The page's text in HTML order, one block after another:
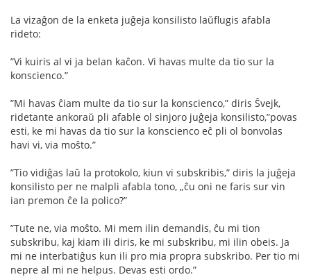
La vizaĝon de la enketa juĝeja konsilisto laŭﬂugis afabla
rideto:
”Vi kuiris al vi ja belan kaĉon. Vi havas multe da tio sur la
konscienco.”
”Mi havas ĉiam multe da tio sur la konscienco,” diris Ŝvejk,
ridetante ankoraŭ pli afable ol sinjoro juĝeja konsilisto,”povas
esti, ke mi havas da tio sur la konscienco eĉ pli ol bonvolas
havi vi, via moŝto.”
”Tio vidiĝas laŭ la protokolo, kiun vi subskribis,” diris la juĝeja
konsilisto per ne malpli afabla tono, „ĉu oni ne faris sur vin
ian premon ĉe la polico?”
”Tute ne, via moŝto. Mi mem ilin demandis, ĉu mi tion
subskribu, kaj kiam ili diris, ke mi subskribu, mi ilin obeis. Ja
mi ne interbatiĝus kun ili pro mia propra subskribo. Per tio mi
nepre al mi ne helpus. Devas esti ordo.”